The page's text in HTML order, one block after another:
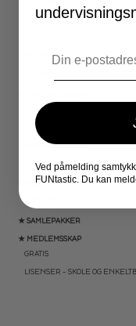
HALLOWEEN
PLANLEGGERE
KLASSEROMSDEKOR
KLASSELEDELSE
BRAIN BREAKS
★ SPILL
★ SAMLEPAKKER
★ MEDLEMSSKAP
GRATIS
LISENSER – SKOLE OG
Ved påmelding
FUNtastic. Du kan